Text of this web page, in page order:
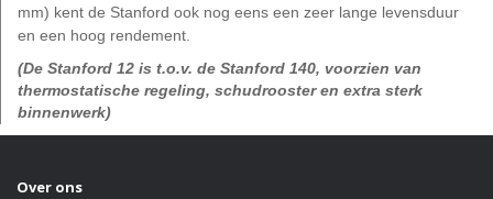
mm) kent de Stanford ook nog eens een zeer lange levensduur
en een hoog rendement.
(De Stanford 12 is t.o.v. de Stanford 140, voorzien van
thermostatische regeling, schudrooster en extra sterk
binnenwerk)
Over ons